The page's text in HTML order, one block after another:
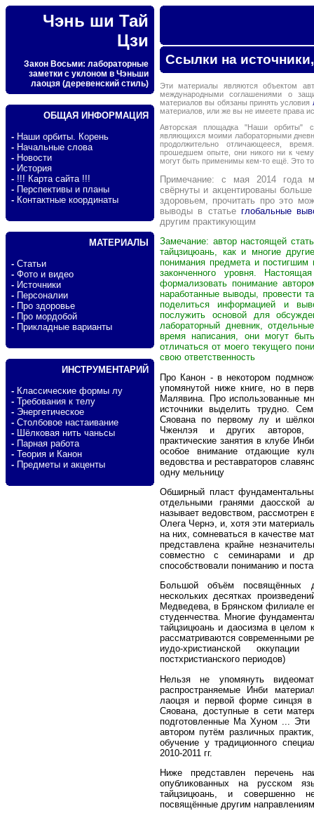
Чэнь ши Тай
Цзи
Закон Восьми: лабораторные
заметки с уклоном в Чэньши
лаоцзя (деревенский стиль)
ОБЩАЯ ИНФОРМАЦИЯ
- Наши орбиты. Корень
- Начальные слова
- Новости
- История
- !!! Карта сайта !!!
- Перспективы и планы
- Контактные координаты
МАТЕРИАЛЫ
- Статьи
- Фото и видео
- Источники
- Персоналии
- Про здоровье
- Про мордобой
- Прикладные варианты
ИНСТРУМЕНТАРИЙ
- Классические формы лу
- Требования к телу
- Энергетическое
- Столбовое настаивание
- Шёлковая нить чаньсы
- Парная работа
- Теория и Канон
- Предметы и акценты
Ссылки на
Эти материалы являются объектом
международными соглашениями о
материалов вы обязаны принять условия
материалов, или же вы не имеете права
Авторская площадка "Наши орбиты"
являющихся моими лабораторными
продолжительно отличающееся,
прошедшем опыте, они никого ни к
могут быть применимы кем-то ещё. Это
Примечание: c мая 2014 года
свёрнуты и акцентированы
здоровьем, прочитать про это
выводы в статье глобальные
другим практикующим
Замечание: автор настоящей
тайцзицюань, как и многие
понимания предмета и постигшим
законченного уровня.
формализовать понимание
наработанные выводы, провести
поделиться информацией и
послужить основой для
лабораторный дневник,
время написания, они могут
отличаться от моего текущего
свою ответственность
Про Канон - в некотором
упомянутой ниже книге, но в
Малявина. Про использованные
источники выделить трудно.
Сяована по первому лу и
Чженлэя и других авторов,
практические занятия в клубе
особое внимание отдающие
ведовства и реставраторов
одну мельницу
Обширный пласт
отдельными гранями даосской
называет ведовством, рассмотрен
Олега Чернэ, и, хотя эти
на них, сомневаться в качестве
представлена крайне
совместно с семинарами и
способствовали пониманию и
Большой объём посвящённых
нескольких десятках
Медведева, в Брянском филиале
студенчества. Многие
тайцзицюань и даосизма в целом
рассматриваются современными
иудо-христианской
постхристианского периодов)
Нельзя не упомянуть
распространяемые Инби
лаоцзя и первой форме синцзя
Сяована, доступные в сети
подготовленные Ма Хуном ... Эти
автором путём различных
обучение у традиционного
2010-2011 гг.
Ниже представлен перечень
опубликованных на русском
тайцзицюань, и совершенно
посвящённые другим